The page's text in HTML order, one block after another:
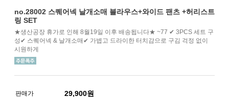
no.28002 스퀘어넥 날개소매 블라우스+와이드 팬츠 +허리스트
링 SET
★생산공장 휴가로 인해 8월19일 이후 배송됩니다★ ~77 ✔ 3PCS 세트 구
성✔ 스퀘어넥 & 날개소매✔ 가볍고 드라이한 터치감으로 구김 걱정 없이
시원하게
판매가 29,900원